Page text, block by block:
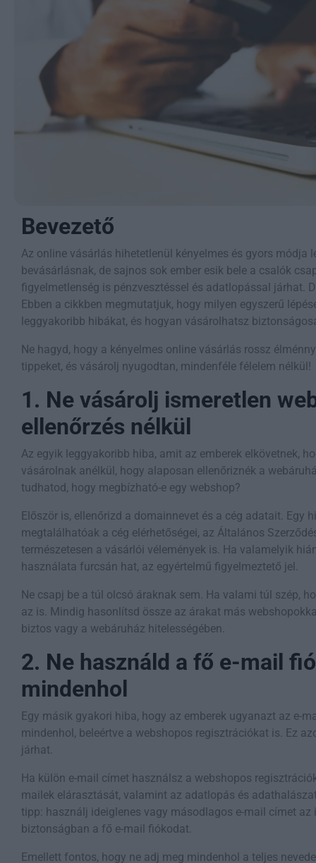
Bevezető
Az online vásárlás hihetetlenül kényelmes és gyors módja
bevásárlásnak, de sajnos sok ember esik bele a csalók
figyelmetlenség is pénzvesztéssel és adatlopással járhat.
Ebben a cikkben megmutatjuk, hogy milyen egyszerű
leggyakoribb hibákat, és hogyan vásárolhatsz
Ne hagyd, hogy a kényelmes online vásárlás rossz
tippeket, és vásárolj nyugodtan, mindenféle félelem nélkül!
1. Ne vásárolj ismeretlen
ellenőrzés nélkül
Az egyik leggyakoribb hiba, amit az emberek elkövetnek,
vásárolnak anélkül, hogy alaposan ellenőriznék a
tudhatod, hogy megbízható-e egy webshop?
Először is, ellenőrizd a domainnevet és a cég adatait. Egy
megtalálhatóak a cég elérhetőségei, az Általános
természetesen a vásárlói vélemények is. Ha valamelyik
használata furcsán hat, az egyértelmű figyelmeztető jel.
Ne csapj be a túl olcsó áraknak sem. Ha valami túl szép,
az is. Mindig hasonlítsd össze az árakat más
biztos vagy a webáruház hitelességében.
2. Ne használd a fő e-mail
mindenhol
Egy másik gyakori hiba, hogy az emberek ugyanazt az e-
mindenhol, beleértve a webshopos regisztrációkat is. Ez
járhat.
Ha külön e-mail címet használsz a webshopos
mailek elárasztását, valamint az adatlopás és
tipp: használj ideiglenes vagy másodlagos e-mail címet az
biztonságban a fő e-mail fiókodat.
Emellett fontos, hogy ne adj meg mindenhol a teljes